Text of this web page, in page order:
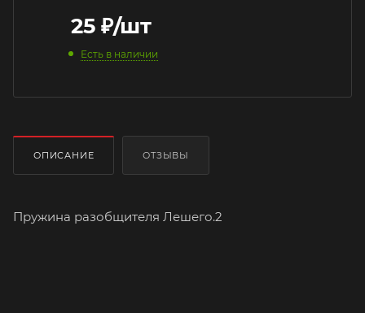
25 ₽/шт
Есть в наличии
ОПИСАНИЕ ОТЗЫВЫ
Пружина разобщителя Лешего.2